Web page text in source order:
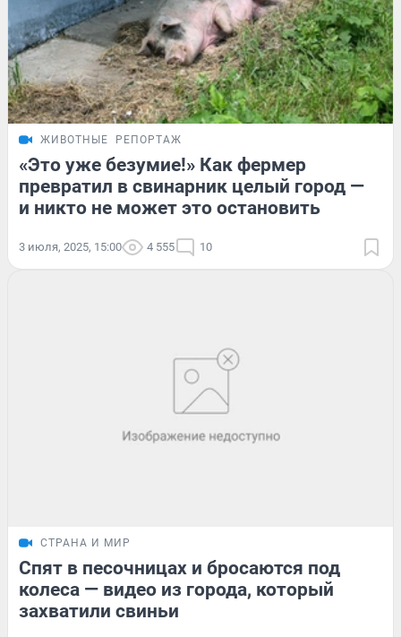
ЖИВОТНЫЕ РЕПОРТАЖ
«Это уже безумие!» Как фермер
превратил в свинарник целый город —
и никто не может это остановить
3 июля, 2025, 15:00 4 555 10
СТРАНА И МИР
Спят в песочницах и бросаются под
колеса — видео из города, который
захватили свиньи